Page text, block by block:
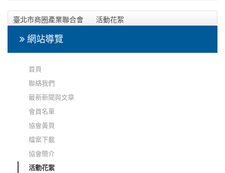
臺北市商圈產業聯合會
活動花絮
2020年08月29日-精品咖啡-第三屆TSCA金杯獎活動相本
網站導覽
首頁
聯絡我們
最新新聞與文章
會員名單
協會黃頁
檔案下載
協會簡介
活動花絮